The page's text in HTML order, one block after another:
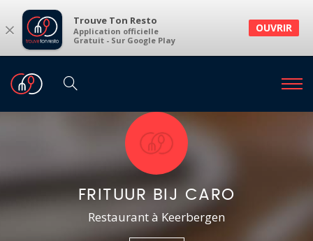
× Trouve Ton Resto
Application officielle
Gratuit - Sur Google Play
OUVRIR
FRITUUR BIJ CARO
Restaurant à Keerbergen